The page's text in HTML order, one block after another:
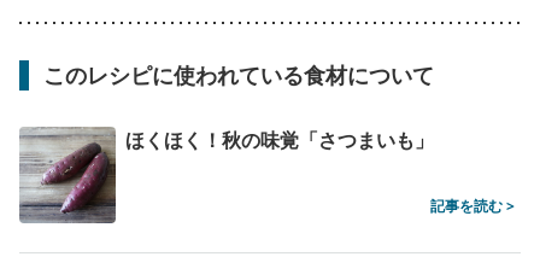
このレシピに使われている食材について
ほくほく！秋の味覚「さつまいも」
記事を読む >